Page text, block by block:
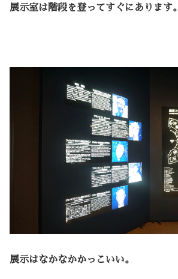
展示室は階段を登ってすぐにあります。
展示はなかなかかっこいい。